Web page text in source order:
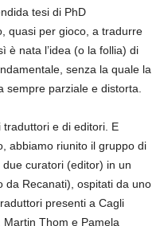
tesi di PhD
quasi per gioco, a tradurre
è nata l’idea (o la follia) di
senza la quale la
parziale e distorta.
e di editori. E
abbiamo riunito il gruppo di
curatori (editor) in un
da Recanati), ospitati da uno
presenti a Cagli
Thom e Pamela